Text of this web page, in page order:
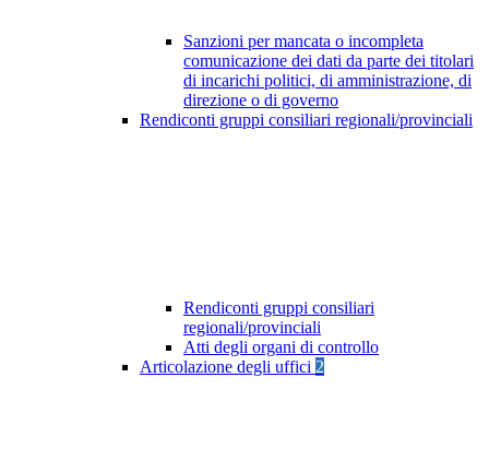
Sanzioni per mancata o incompleta
comunicazione dei dati da parte dei titolari
di incarichi politici, di amministrazione, di
direzione o di governo
Rendiconti gruppi consiliari regionali/provinciali
Rendiconti gruppi consiliari
regionali/provinciali
Atti degli organi di controllo
Articolazione degli uffici 2